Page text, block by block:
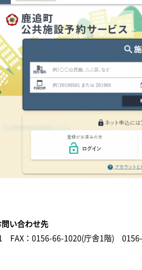
い合わせ先
FAX：0156-66-1020(庁舎1階)